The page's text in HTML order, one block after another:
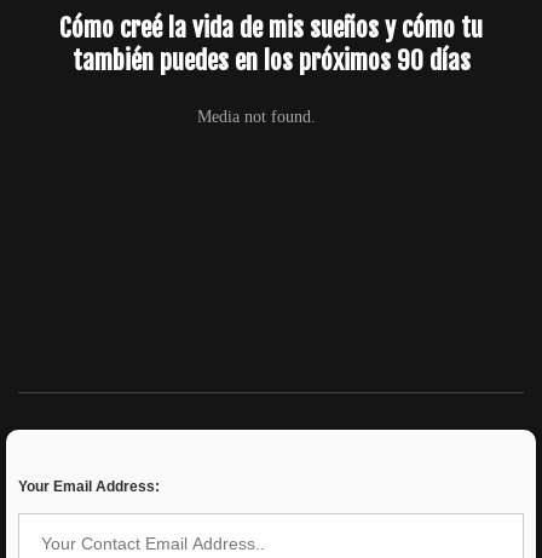
Cómo creé la vida de mis sueños y cómo tu
también puedes en los próximos 90 días
Your Email Address: